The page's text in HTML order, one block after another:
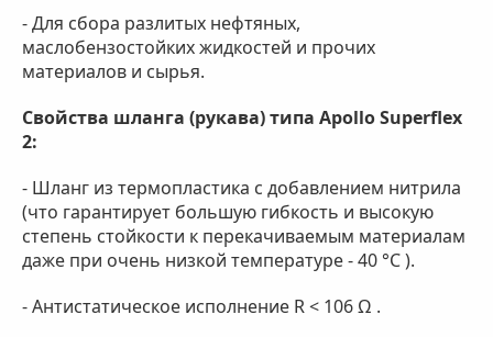
- Для сбора разлитых нефтяных,
маслобензостойких жидкостей и прочих
материалов и сырья.
Свойства шланга (рукава) типа Apollo Superflex
2:
- Шланг из термопластика с добавлением нитрила
(что гарантирует большую гибкость и высокую
степень стойкости к перекачиваемым материалам
даже при очень низкой температуре - 40 °C ).
- Антистатическое исполнение R < 106 Ω .